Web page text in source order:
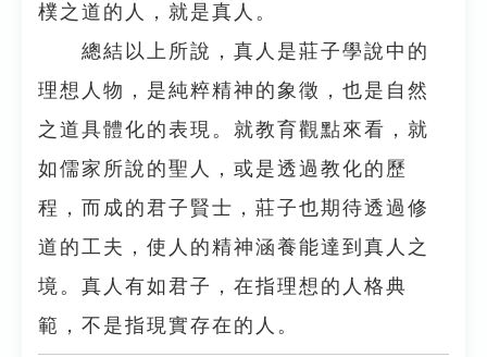
樸之道的人，就是真人。
總結以上所說，真人是莊子學說中的
理想人物，是純粹精神的象徵，也是自然
之道具體化的表現。就教育觀點來看，就
如儒家所說的聖人，或是透過教化的歷
程，而成的君子賢士，莊子也期待透過修
道的工夫，使人的精神涵養能達到真人之
境。真人有如君子，在指理想的人格典
範，不是指現實存在的人。